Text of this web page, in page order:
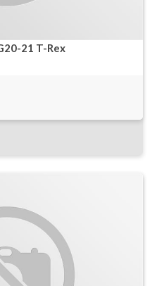
21 T-Rex